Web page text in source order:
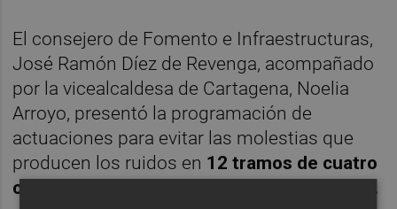
El consejero de Fomento e Infraestructuras,
José Ramón Díez de Revenga, acompañado
por la vicealcaldesa de Cartagena, Noelia
Arroyo, presentó la programación de
actuaciones para evitar las molestias que
producen los ruidos en 12 tramos de cuatro
carreteras de alta concentración de tráfico.